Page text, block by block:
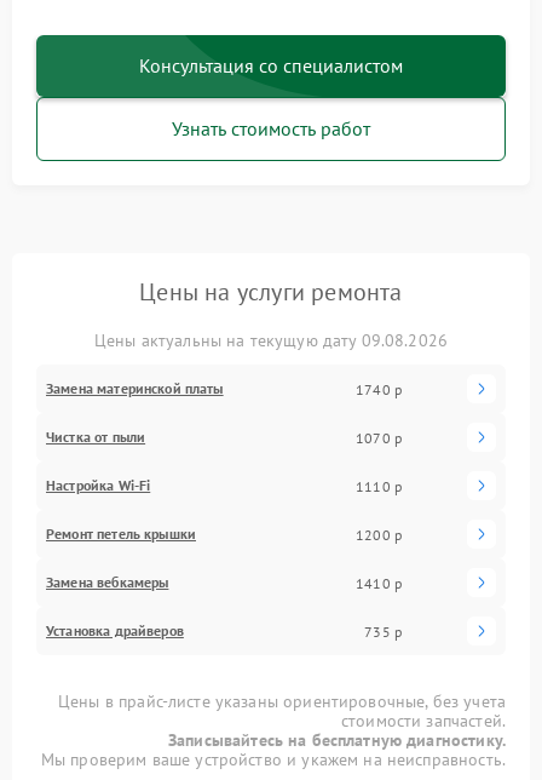
Консультация со специалистом
Узнать стоимость работ
Цены на услуги ремонта
Цены актуальны на текущую дату 09.08.2026
Замена материнской платы 1740 р
Чистка от пыли 1070 р
Настройка Wi-Fi 1110 р
Ремонт петель крышки 1200 р
Замена вебкамеры 1410 р
Установка драйверов 735 р
Цены в прайс-листе указаны ориентировочные, без учета
стоимости запчастей.
Записывайтесь на бесплатную диагностику.
Мы проверим ваше устройство и укажем на неисправность.